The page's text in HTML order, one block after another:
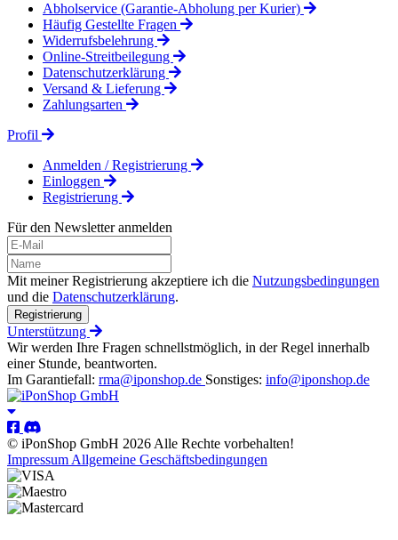
Abholservice (Garantie-Abholung per Kurier)
Häufig Gestellte Fragen
Widerrufsbelehrung
Online-Streitbeilegung
Datenschutzerklärung
Versand & Lieferung
Zahlungsarten
Profil
Anmelden / Registrierung
Einloggen
Registrierung
Für den Newsletter anmelden
Mit meiner Registrierung akzeptiere ich die Nutzungsbedingungen
und die Datenschutzerklärung.
Registrierung
Unterstützung
Wir werden Ihre Fragen schnellstmöglich, in der Regel innerhalb
einer Stunde, beantworten.
Im Garantiefall: rma@iponshop.de Sonstiges: info@iponshop.de
© iPonShop GmbH 2026 Alle Rechte vorbehalten!
Impressum Allgemeine Geschäftsbedingungen